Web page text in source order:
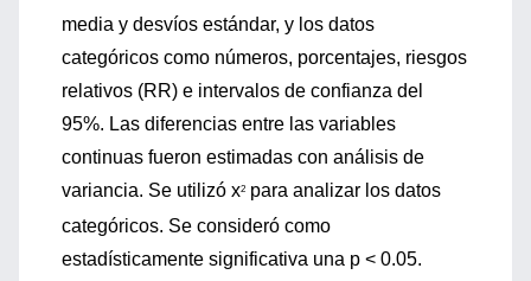
media y desvíos estándar, y los datos
categóricos como números, porcentajes, riesgos
relativos (RR) e intervalos de confianza del
95%. Las diferencias entre las variables
continuas fueron estimadas con análisis de
variancia. Se utilizó x2 para analizar los datos
categóricos. Se consideró como
estadísticamente significativa una p < 0.05.